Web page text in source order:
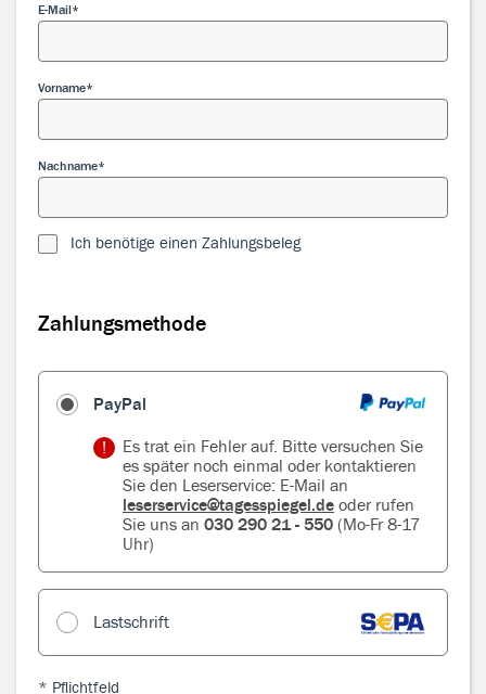
E-Mail
Vorname
Nachname
Ich benötige einen Zahlungsbeleg
Zahlungsmethode
PayPal
Es trat ein Fehler auf. Bitte versuchen Sie
es später noch einmal oder kontaktieren
Sie den Leserservice: E-Mail an
leserservice@tagesspiegel.de oder rufen
Sie uns an 030 290 21 - 550 (Mo-Fr 8-17
Uhr)
Lastschrift
* Pflichtfeld